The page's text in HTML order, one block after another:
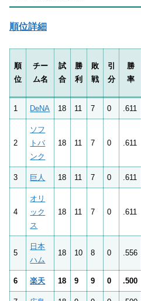
順位詳細
順
位
チー
ム名
試
合
勝
利
敗
戦
引
分
勝
率
1 DeNA 18 11 7 0 .611
2
ソフ
トバ
ンク
18 11 7 0 .611
3 巨人 18 11 7 0 .611
4
オリ
ック
ス
18 11 7 0 .611
5
日本
ハム
18 10 8 0 .556
6 楽天 18 9 9 0 .500